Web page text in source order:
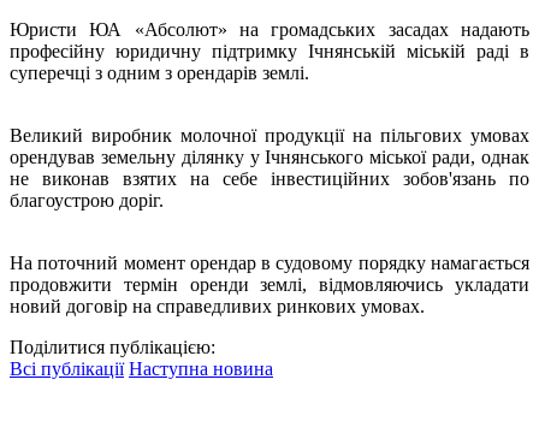
Юристи ЮА «Абсолют» на громадських засадах надають
професійну юридичну підтримку Ічнянській міській раді в
суперечці з одним з орендарів землі.
Великий виробник молочної продукції на пільгових умовах
орендував земельну ділянку у Ічнянського міської ради, однак
не виконав взятих на себе інвестиційних зобов'язань по
благоустрою доріг.
На поточний момент орендар в судовому порядку намагається
продовжити термін оренди землі, відмовляючись укладати
новий договір на справедливих ринкових умовах.
Поділитися публікацією:
Всі публікації Наступна новина